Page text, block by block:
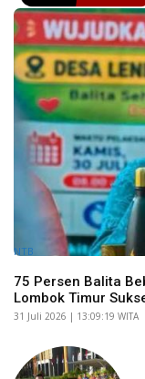
NTB
75 Persen Balita
Lombok Timur
​31 Juli 2026 | 13:09:19 WITA